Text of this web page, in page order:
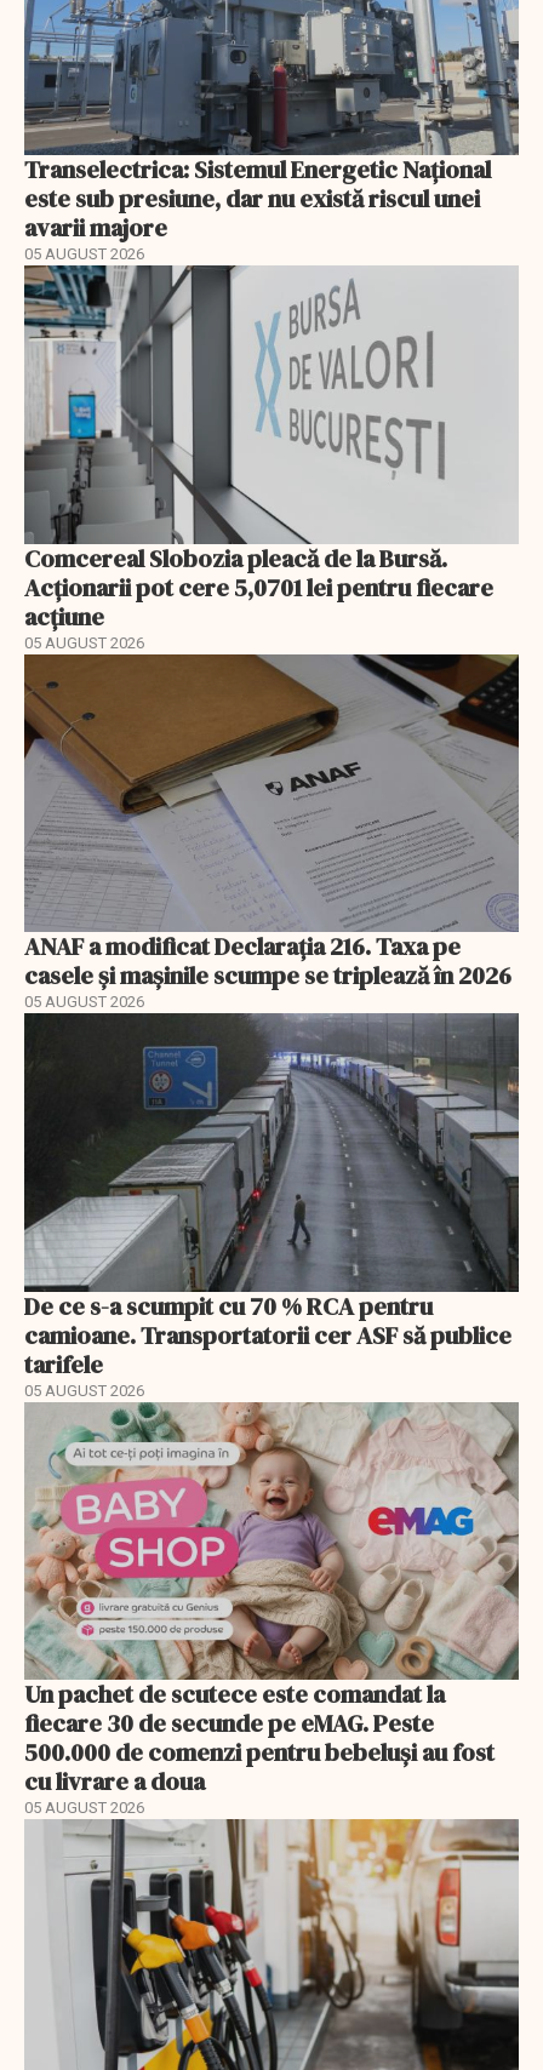
Transelectrica: Sistemul Energetic Național
este sub presiune, dar nu există riscul unei
avarii majore
05 AUGUST 2026
Comcereal Slobozia pleacă de la Bursă.
Acționarii pot cere 5,0701 lei pentru fiecare
acțiune
05 AUGUST 2026
ANAF a modificat Declarația 216. Taxa pe
casele și mașinile scumpe se triplează în 2026
05 AUGUST 2026
De ce s-a scumpit cu 70 % RCA pentru
camioane. Transportatorii cer ASF să publice
tarifele
05 AUGUST 2026
Un pachet de scutece este comandat la
fiecare 30 de secunde pe eMAG. Peste
500.000 de comenzi pentru bebeluși au fost
cu livrare a doua
05 AUGUST 2026